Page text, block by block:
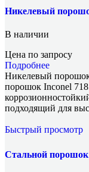
Никелевый
В наличии
Цена по запросу
Подробнее
Никелевый
порошок Inconel
подходящий для
Быстрый просмотр
Стальной